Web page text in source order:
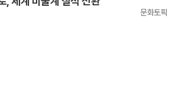
문화토픽